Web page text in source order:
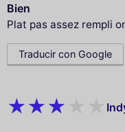
Bien
Plat pas assez rempli
Traducir con Google